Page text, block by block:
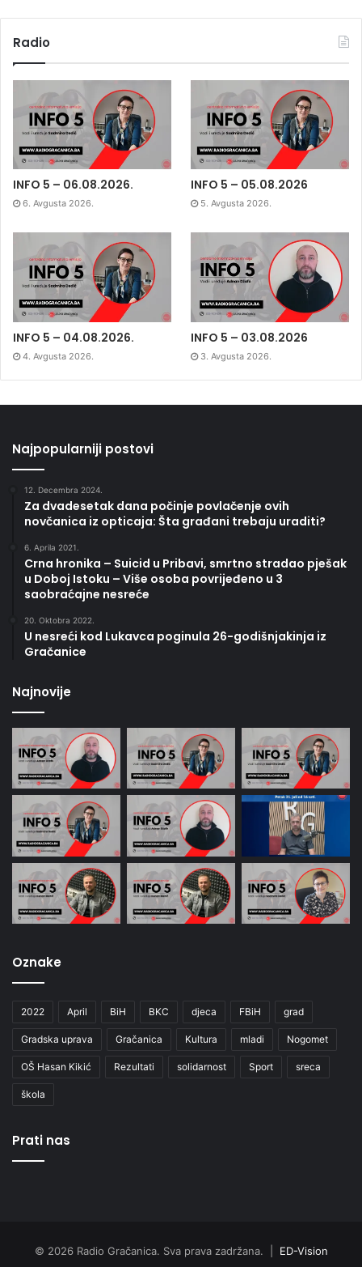
Radio
INFO 5 – 06.08.2026.
6. Avgusta 2026.
INFO 5 – 05.08.2026
5. Avgusta 2026.
INFO 5 – 04.08.2026.
4. Avgusta 2026.
INFO 5 – 03.08.2026
3. Avgusta 2026.
Najpopularniji postovi
12. Decembra 2024.
Za dvadesetak dana počinje povlačenje ovih
novčanica iz opticaja: Šta građani trebaju uraditi?
6. Aprila 2021.
Crna hronika – Suicid u Pribavi, smrtno stradao pješak
u Doboj Istoku – Više osoba povrijeđeno u 3
saobraćajne nesreće
20. Oktobra 2022.
U nesreći kod Lukavca poginula 26-godišnjakinja iz
Gračanice
Najnovije
Oznake
2022 April BiH BKC djeca FBiH grad
Gradska uprava Gračanica Kultura mladi Nogomet
OŠ Hasan Kikić Rezultati solidarnost Sport sreca
škola
Prati nas
© 2026 Radio Gračanica. Sva prava zadržana. | ED-Vision